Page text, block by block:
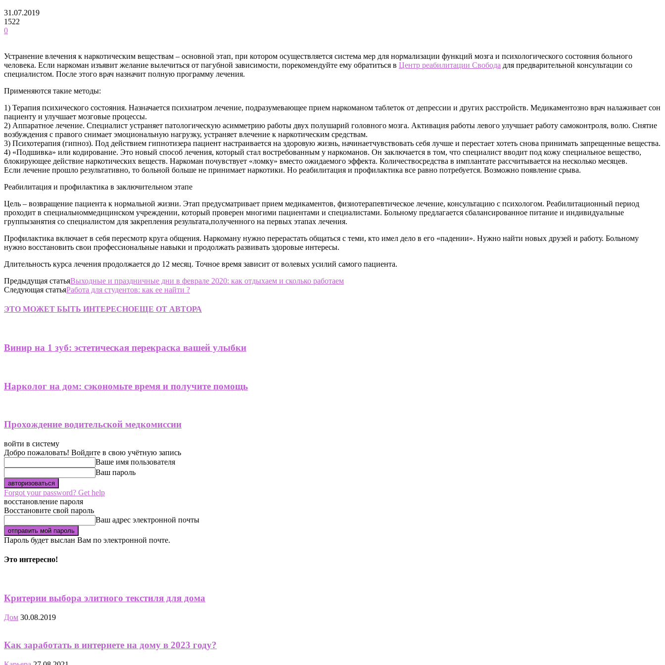
31.07.2019
1522
0
Устранение влечения к наркотическим веществам – основной этап, при котором осуществляется система мер для нормализации функций мозга и психологического состояния больного
человека. Если наркоман изъявит желание вылечиться от пагубной зависимости, порекомендуйте ему обратиться в Центр реабилитации Свобода для предварительной консультации со
специалистом. После этого врач назначит полную программу лечения.
Применяются такие методы:
1) Терапия психического состояния. Назначается психиатром лечение, подразумевающее прием наркоманом таблеток от депрессии и других расстройств. Медикаментозно врач налаживает сон
пациенту и улучшает мозговые процессы.
2) Аппаратное лечение. Специалист устраняет патологическую асимметрию работы двух полушарий головного мозга. Активация работы левого улучшает работу самоконтроля, волю. Снятие
возбуждения с правого снимает эмоциональную нагрузку, устраняет влечение к наркотическим средствам.
3) Психотерапия (гипноз). Под действием гипнотизера пациент настраивается на здоровую жизнь, начинаетчувствовать себя лучше и перестает хотеть снова принимать запрещенные вещества.
4) «Подшивка» или кодирование. Это новый способ лечения, который стал востребованным у наркоманов. Он заключается в том, что специалист вводит под кожу специальное вещество,
блокирующее действие наркотических веществ. Наркоман почувствует «ломку» вместо ожидаемого эффекта. Количествосредства в имплантате рассчитывается на несколько месяцев.
Если лечение прошло результативно, то больной больше не принимает наркотики. Но реабилитация и профилактика все равно потребуется. Возможно появление срыва.
Реабилитация и профилактика в заключительном этапе
Цель – возвращение пациента к нормальной жизни. Этап предусматривает прием медикаментов, физиотерапевтическое лечение, консультацию с психологом. Реабилитационный период
проходит в специальноммедицинском учреждении, который проверен многими пациентами и специалистами. Больному предлагается сбалансированное питание и индивидуальные
группызанятия со специалистом для закрепления результата,полученного на первых этапах лечения.
Профилактика включает в себя пересмотр круга общения. Наркоману нужно перерастать общаться с теми, кто имел дело в его «падении». Нужно найти новых друзей и работу. Больному
нужно восстановить свои профессиональные навыки и продолжать развивать здоровые интересы.
Длительность курса лечения продолжается до 12 месяц. Точное время зависит от волевых усилий самого пациента.
Предыдущая статьяВыходные и праздничные дни в феврале 2020: как отдыхаем и сколько работаем
Следующая статьяРабота для студентов: как ее найти ?
ЭТО МОЖЕТ БЫТЬ ИНТЕРЕСНОЕЩЕ ОТ АВТОРА
Винир на 1 зуб: эстетическая перекраска вашей улыбки
Нарколог на дом: сэкономьте время и получите помощь
Прохождение водительской медкомиссии
войти в систему
Добро пожаловать! Войдите в свою учётную запись
Ваше имя пользователя
Ваш пароль
Forgot your password? Get help
восстановление пароля
Восстановите свой пароль
Ваш адрес электронной почты
Пароль будет выслан Вам по электронной почте.
Это интересно!
Критерии выбора элитного текстиля для дома
Дом 30.08.2019
Как заработать в интернете на дому в 2023 году?